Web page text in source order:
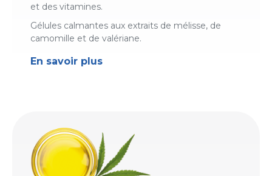
et des vitamines.
Gélules calmantes aux extraits de mélisse, de
camomille et de valériane.
En savoir plus